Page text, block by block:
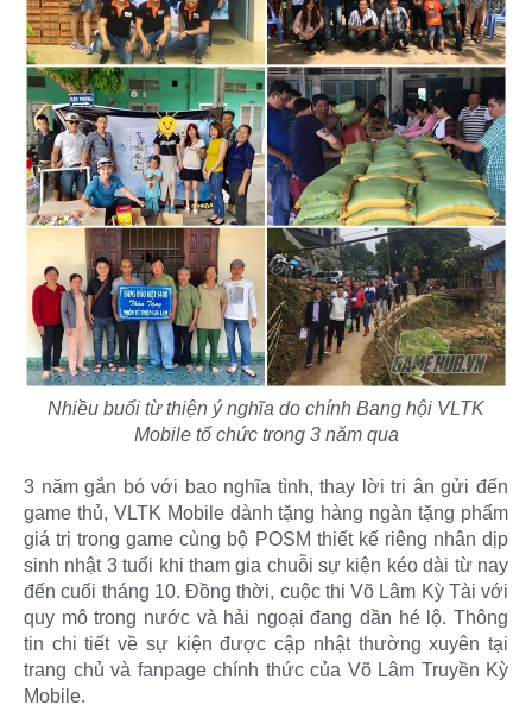
Nhiều buổi từ thiện ý nghĩa do chính Bang hội VLTK
Mobile tổ chức trong 3 năm qua
3 năm gắn bó với bao nghĩa tình, thay lời tri ân gửi đến
game thủ, VLTK Mobile dành tặng hàng ngàn tặng phẩm
giá trị trong game cùng bộ POSM thiết kế riêng nhân dịp
sinh nhật 3 tuổi khi tham gia chuỗi sự kiện kéo dài từ nay
đến cuối tháng 10. Đồng thời, cuộc thi Võ Lâm Kỳ Tài với
quy mô trong nước và hải ngoại đang dần hé lộ. Thông
tin chi tiết về sự kiện được cập nhật thường xuyên tại
trang chủ và fanpage chính thức của Võ Lâm Truyền Kỳ
Mobile.​